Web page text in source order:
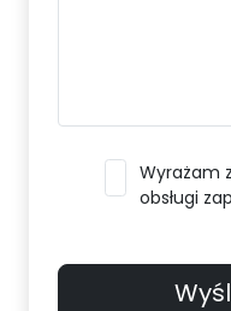
Wyrażam
obsługi